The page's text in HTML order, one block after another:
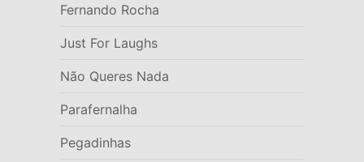
Fernando Rocha
Just For Laughs
Não Queres Nada
Parafernalha
Pegadinhas